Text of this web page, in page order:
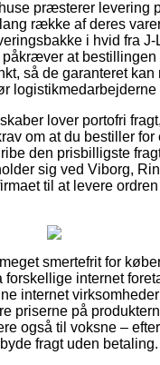
præsterer levering
række af deres
i hvid fra
at bestillingen
så de garanteret kan
logistikmedarbejderne
lover portofri
om at du bestiller
den prisbilligste
sig ved Viborg,
til at levere
smertefrit for
internet
internet
priserne på
også til voksne –
fragt uden betaling.